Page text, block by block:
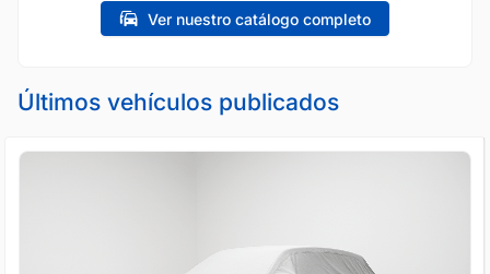
Ver nuestro catálogo completo
Últimos vehículos publicados